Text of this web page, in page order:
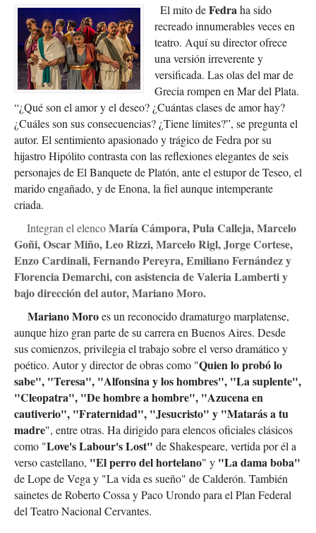
El mito deFedraha sido
recreado innumerables veces en
teatro. Aquí su director ofrece
una versión irreverente y
versificada. Las olas del mar de
Grecia rompen en Mar del Plata.
“¿Qué son el amor y el deseo? ¿Cuántas clases de amor hay?
¿Cuáles son sus consecuencias? ¿Tiene límites?”, se pregunta el
autor. El sentimiento apasionado y trágico de Fedra por su
hijastro Hipólito contrasta con las reflexiones elegantes de seis
personajes de El Banquete de Platón, ante el estupor de Teseo, el
marido engañado, y de Enona, la fiel aunque intemperante
criada.
Integran el elencoMaría Cámpora, Pula Calleja, Marcelo
Goñi, Oscar Miño, Leo Rizzi, Marcelo Rigl, Jorge Cortese,
Enzo Cardinali, Fernando Pereyra, Emiliano Fernández y
Florencia Demarchi, con asistencia de Valeria Lamberti y
bajo dirección del autor, Mariano Moro.
Mariano Moroes un reconocido dramaturgo marplatense,
aunque hizo gran parte de su carrera en Buenos Aires. Desde
sus comienzos, privilegia el trabajo sobre el verso dramático y
poético. Autor y director de obras como "Quien lo probó lo
sabe", "Teresa", "Alfonsina y los hombres", "La suplente",
"Cleopatra", "De hombre a hombre", "Azucena en
cautiverio", "Fraternidad", "Jesucristo" y "Matarás a tu
madre", entre otras. Ha dirigido para elencos oficiales clásicos
como "Love's Labour's Lost" de Shakespeare, vertida por él a
verso castellano, "El perro del hortelano" y "La dama boba"
de Lope de Vega y "La vida es sueño" de Calderón. También
sainetes de Roberto Cossa y Paco Urondo para el Plan Federal
del Teatro Nacional Cervantes.